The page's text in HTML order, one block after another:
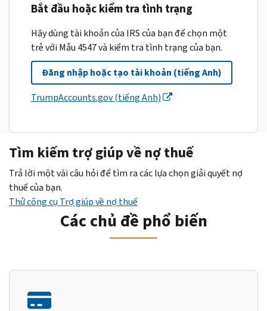
Bắt đầu hoặc kiểm tra tình trạng
Hãy dùng tài khoản của IRS của bạn để chọn một
trẻ với Mẫu 4547 và kiểm tra tình trạng của bạn.
Đăng nhập hoặc tạo tài khoản (tiếng Anh)
TrumpAccounts.gov (tiếng Anh)
Tìm kiếm trợ giúp về nợ thuế
Trả lời một vài câu hỏi để tìm ra các lựa chọn giải quyết nợ
thuế của bạn.
Thử công cụ Trợ giúp về nợ thuế
Các chủ đề phổ biến